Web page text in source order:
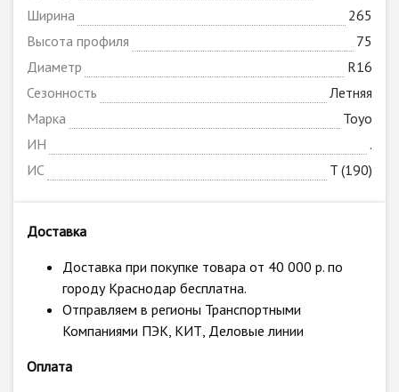
Ширина
265
Высота профиля
75
Диаметр
R16
Сезонность
Летняя
Марка
Toyo
ИН
.
ИС
T (190)
Доставка
Доставка при покупке товара от 40 000 р. по
городу Краснодар бесплатна.
Отправляем в регионы Транспортными
Компаниями ПЭК, КИТ, Деловые линии
Оплата